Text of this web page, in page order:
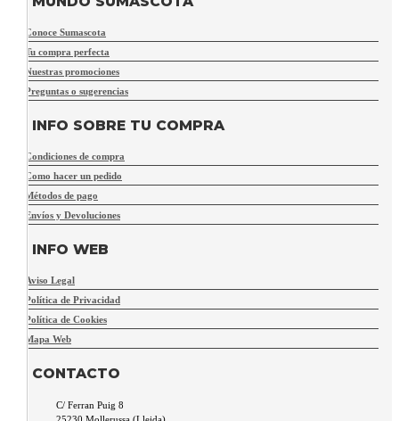
Conoce Sumascota
Tu compra perfecta
Nuestras promociones
Preguntas o sugerencias
INFO SOBRE TU COMPRA
Condiciones de compra
Como hacer un pedido
Métodos de pago
Envíos y Devoluciones
INFO WEB
Aviso Legal
Política de Privacidad
Política de Cookies
Mapa Web
CONTACTO
C/ Ferran Puig 8